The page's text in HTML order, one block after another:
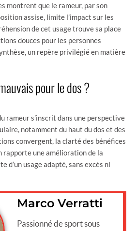
montrent que le rameur, par son
assise, limite l’impact sur les
de cet usage trouve sa place
douces pour les personnes
un repère privilégié en matière
pour le dos ?
rameur s’inscrit dans une perspective
notamment du haut du dos et des
convergent, la clarté des bénéfices
rapporte une amélioration de la
d’un usage adapté, sans excès ni
Marco Verratti
Passionné de sport sous